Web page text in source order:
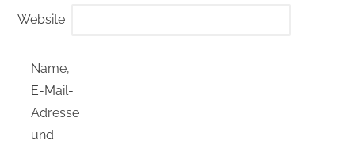
Website
Name,
E-Mail-
Adresse
und